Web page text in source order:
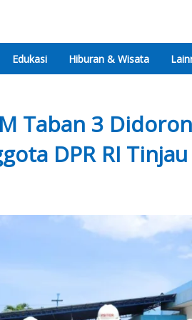
Edukasi Hiburan & Wisata
Taban 3
DPR RI